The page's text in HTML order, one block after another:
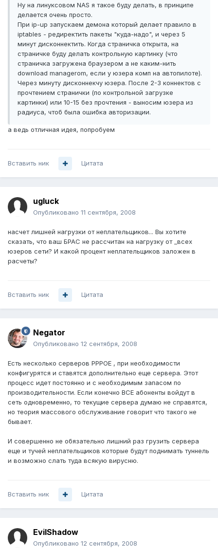
Ну на линуксовом NAS я такое буду делать, в принципе
делается очень просто.
При ip-up запускаем демона который делает правило в
iptables - редиректить пакеты "куда-надо", и через 5
минут дисконнектить. Когда страничка открыта, на
страничке буду делать контрольную картинку (что
страничка загружена браузером а не каким-нить
download managerom, если у юзера комп на автопилоте).
Через минуту дисконнекчу юзера. После 2-3 коннектов с
прочтением странички (по контрольной загрузке
картинки) или 10-15 без прочтения - выносим юзера из
радиуса, чтоб была ошибка авторизации.
а ведь отличная идея, попробуем
Вставить ник Цитата
ugluck
Опубликовано 11 сентября, 2008
насчет лишней нагрузки от неплательщиков... Вы хотите
сказать, что ваш БРАС не рассчитан на нагрузку от _всех
юзеров сети? И какой процент неплательщиков заложен в
расчеты?
Вставить ник Цитата
Negator
Опубликовано 12 сентября, 2008
Есть несколько серверов PPPOE , при необходимости
конфигурятся и ставятся дополнительно еще сервера. Этот
процесс идет постоянно и с необходимым запасом по
производительности. Если конечно ВСЕ абоненты войдут в
сеть одновременно, то текущие сервера думаю не справятся,
но теория массового обслуживание говорит что такого не
бывает.
И совершенно не обязательно лишний раз грузить сервера
еще и тучей неплательщиков которые будут поднимать туннель
и возможно слать туда всякую вирусню.
Вставить ник Цитата
EvilShadow
Опубликовано 12 сентября, 2008